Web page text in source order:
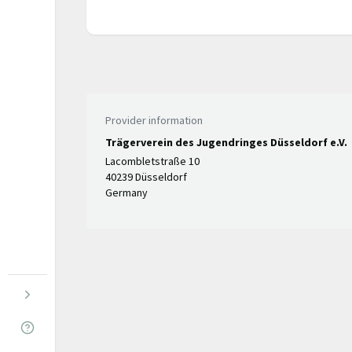
Provider information
Trägerverein des Jugendringes Düsseldorf e.V.
Lacombletstraße 10
40239 Düsseldorf
Germany